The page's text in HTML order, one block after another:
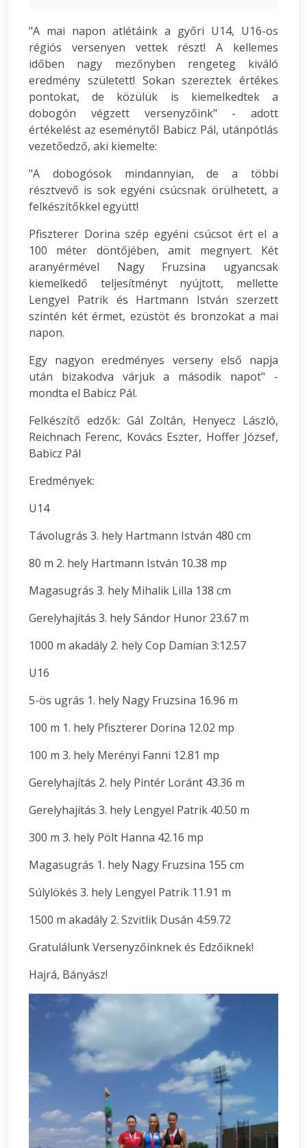
"A mai napon atlétáink a győri U14, U16-os
régiós versenyen vettek részt! A kellemes
időben nagy mezőnyben rengeteg kiváló
eredmény született! Sokan szereztek értékes
pontokat, de közülük is kiemelkedtek a
dobogón végzett versenyzőink" - adott
értékelést az eseménytől Babicz Pál, utánpótlás
vezetőedző, aki kiemelte:
"A dobogósok mindannyian, de a többi
résztvevő is sok egyéni csúcsnak örülhetett, a
felkészítőkkel együtt!
Pfiszterer Dorina szép egyéni csúcsot ért el a
100 méter döntőjében, amit megnyert. Két
aranyérmével Nagy Fruzsina ugyancsak
kiemelkedő teljesítményt nyújtott, mellette
Lengyel Patrik és Hartmann István szerzett
szintén két érmet, ezüstöt és bronzokat a mai
napon.
Egy nagyon eredményes verseny első napja
után bizakodva várjuk a második napot" -
mondta el Babicz Pál.
Felkészítő edzők: Gál Zoltán, Henyecz László,
Reichnach Ferenc, Kovács Eszter, Hoffer József,
Babicz Pál
Eredmények:
U14
Távolugrás 3. hely Hartmann István 480 cm
80 m 2. hely Hartmann István 10.38 mp
Magasugrás 3. hely Mihalik Lilla 138 cm
Gerelyhajítás 3. hely Sándor Hunor 23.67 m
1000 m akadály 2. hely Cop Damian 3:12.57
U16
5-ös ugrás 1. hely Nagy Fruzsina 16.96 m
100 m 1. hely Pfiszterer Dorina 12.02 mp
100 m 3. hely Merényi Fanni 12.81 mp
Gerelyhajítás 2. hely Pintér Loránt 43.36 m
Gerelyhajítás 3. hely Lengyel Patrik 40.50 m
300 m 3. hely Pölt Hanna 42.16 mp
Magasugrás 1. hely Nagy Fruzsina 155 cm
Súlylökés 3. hely Lengyel Patrik 11.91 m
1500 m akadály 2. Szvitlik Dusán 4:59.72
Gratulálunk Versenyzőinknek és Edzőiknek!
Hajrá, Bányász!